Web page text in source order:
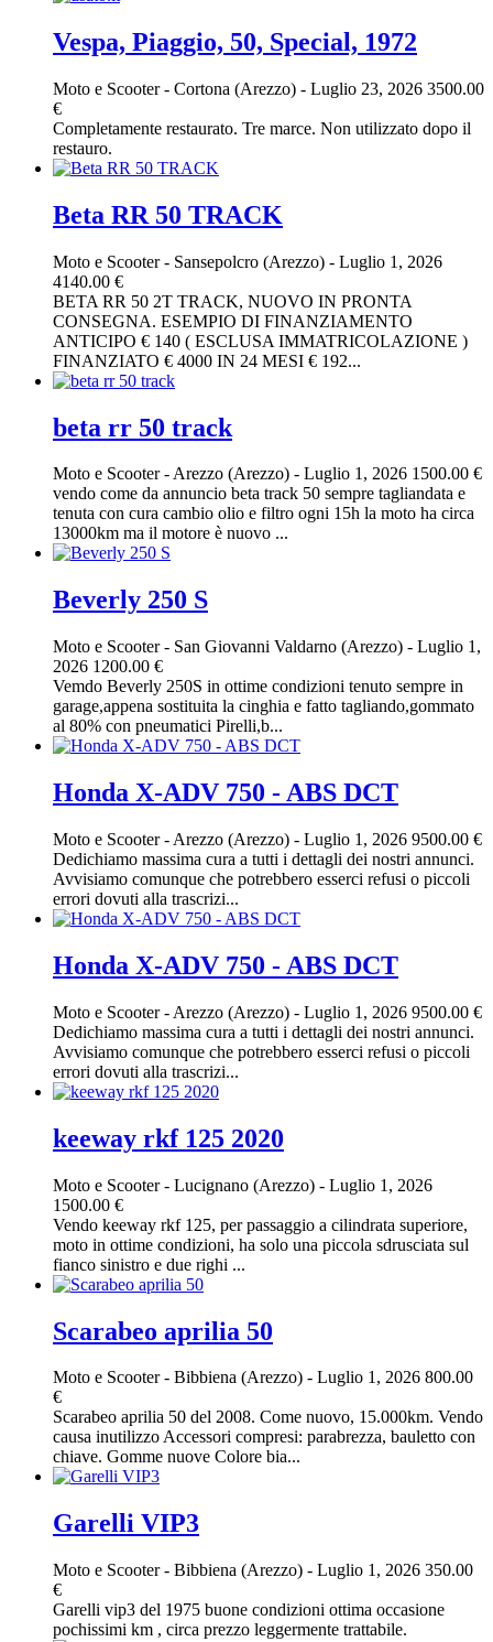
Vespa, Piaggio, 50, Special, 1972
Moto e Scooter- Cortona (Arezzo) - Luglio 23, 2026 3500.00
€
Completamente restaurato. Tre marce. Non utilizzato dopo il
restauro.
Beta RR 50 TRACK
Moto e Scooter- Sansepolcro (Arezzo) - Luglio 1, 2026
4140.00 €
BETA RR 50 2T TRACK, NUOVO IN PRONTA
CONSEGNA. ESEMPIO DI FINANZIAMENTO
ANTICIPO € 140 ( ESCLUSA IMMATRICOLAZIONE )
FINANZIATO € 4000 IN 24 MESI € 192...
beta rr 50 track
Moto e Scooter-Arezzo (Arezzo) - Luglio 1, 2026 1500.00 €
vendo come da annuncio beta track 50 sempre tagliandata e
tenuta con cura cambio olio e filtro ogni 15h la moto ha circa
13000km ma il motore è nuovo ...
Beverly 250 S
Moto e Scooter- San Giovanni Valdarno (Arezzo) - Luglio 1,
2026 1200.00 €
Vemdo Beverly 250S in ottime condizioni tenuto sempre in
garage,appena sostituita la cinghia e fatto tagliando,gommato
al 80% con pneumatici Pirelli,b...
Honda X-ADV 750 - ABS DCT
Moto e Scooter- Arezzo (Arezzo) - Luglio 1, 2026 9500.00 €
Dedichiamo massima cura a tutti i dettagli dei nostri annunci.
Avvisiamo comunque che potrebbero esserci refusi o piccoli
errori dovuti alla trascrizi...
Honda X-ADV 750 - ABS DCT
Moto e Scooter- Arezzo (Arezzo) - Luglio 1, 2026 9500.00 €
Dedichiamo massima cura a tutti i dettagli dei nostri annunci.
Avvisiamo comunque che potrebbero esserci refusi o piccoli
errori dovuti alla trascrizi...
keeway rkf 125 2020
Moto e Scooter- Lucignano (Arezzo) - Luglio 1, 2026
1500.00 €
Vendo keeway rkf 125, per passaggio a cilindrata superiore,
moto in ottime condizioni, ha solo una piccola sdrusciata sul
fianco sinistro e due righi ...
Scarabeo aprilia 50
Moto e Scooter- Bibbiena (Arezzo) - Luglio 1, 2026 800.00
€
Scarabeo aprilia 50 del 2008. Come nuovo, 15.000km. Vendo
causa inutilizzo Accessori compresi: parabrezza, bauletto con
chiave. Gomme nuove Colore bia...
Garelli VIP3
Moto e Scooter- Bibbiena (Arezzo) - Luglio 1, 2026 350.00
€
Garelli vip3 del 1975 buone condizioni ottima occasione
pochissimi km , circa prezzo leggermente trattabile.